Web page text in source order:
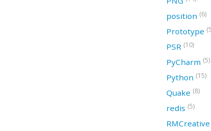
position (6)
Prototype
PSR (10)
PyCharm (5)
Python (15)
Quake (8)
redis (5)
RMCreative